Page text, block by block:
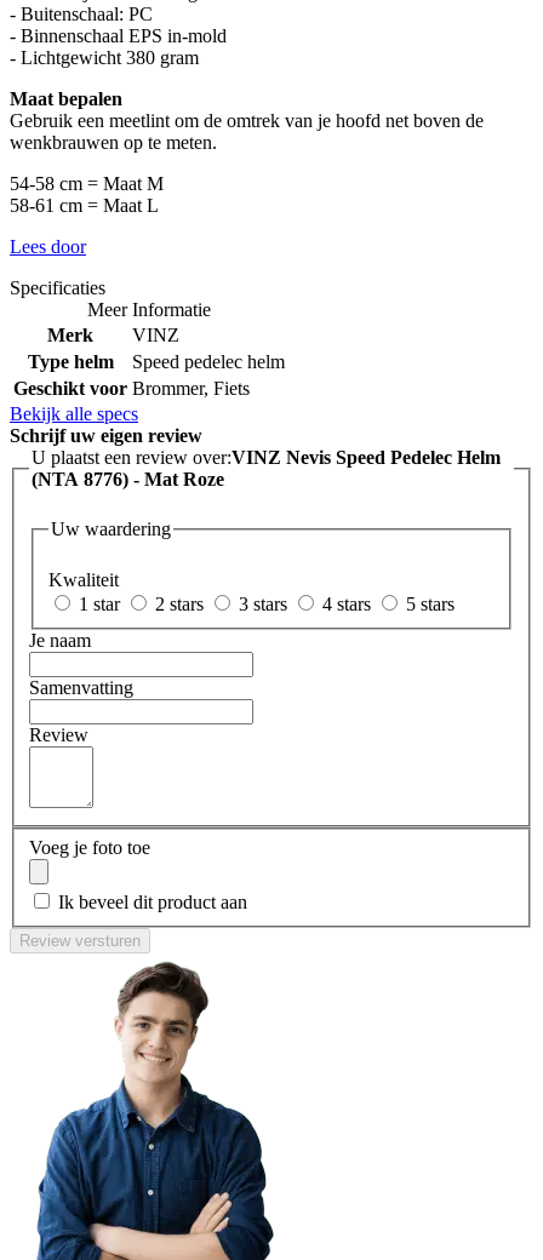
- Buitenschaal: PC
- Binnenschaal EPS in-mold
- Lichtgewicht 380 gram
Maat bepalen
Gebruik een meetlint om de omtrek van je hoofd net boven de
wenkbrauwen op te meten.
54-58 cm = Maat M
58-61 cm = Maat L
Lees door
Specificaties
Meer Informatie
Merk
VINZ
Type helm
Speed pedelec helm
Geschikt voor Brommer, Fiets
Bekijk alle specs
Schrijf uw eigen review
U plaatst een review over:VINZ Nevis Speed Pedelec Helm
(NTA 8776) - Mat Roze
Uw waardering
Kwaliteit
1 star
2 stars 3 stars 4 stars
5 stars
Je naam
Samenvatting
Review
Voeg je foto toe
Ik beveel dit product aan
Review versturen